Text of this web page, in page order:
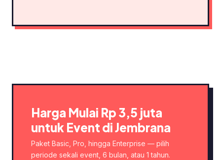
Harga Mulai Rp 3,5 juta
untuk Event di Jembrana
Paket Basic, Pro, hingga Enterprise — pilih
periode sekali event, 6 bulan, atau 1 tahun.